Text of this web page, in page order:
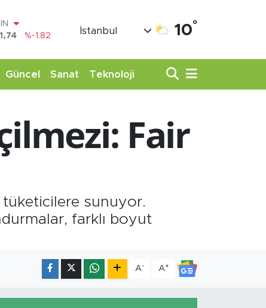
%0.19
İstanbul 10°
Güncel Sanat Teknoloji
Fair
tüketicilere sunuyor.
farklı boyut
A- A+